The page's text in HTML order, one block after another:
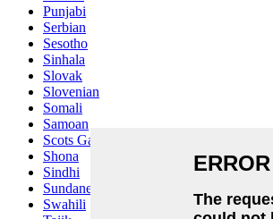
Punjabi
Serbian
Sesotho
Sinhala
Slovak
Slovenian
Somali
Samoan
Scots Gaelic
Shona
Sindhi
Sundanese
Swahili